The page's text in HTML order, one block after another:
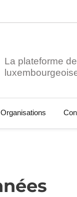
La plateforme
Organisations